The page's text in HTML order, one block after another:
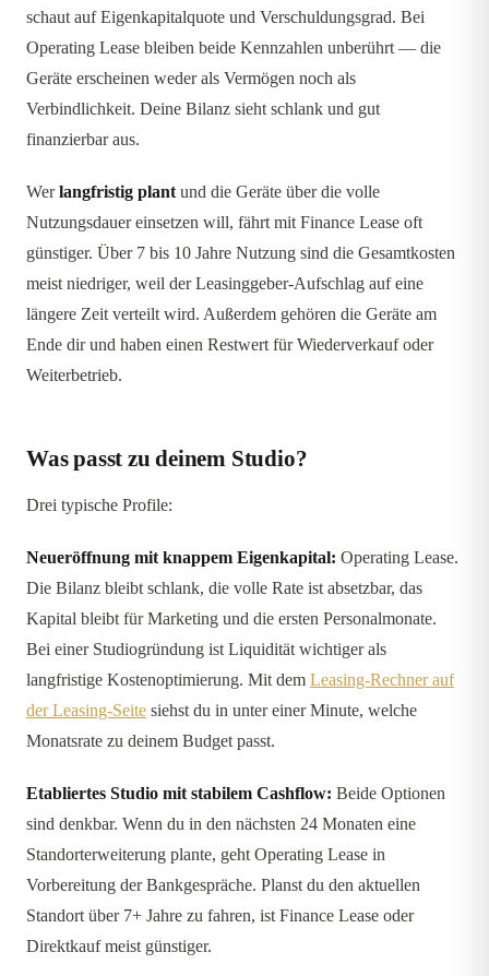
schaut auf Eigenkapitalquote und Verschuldungsgrad. Bei
Operating Lease bleiben beide Kennzahlen unberührt — die
Geräte erscheinen weder als Vermögen noch als
Verbindlichkeit. Deine Bilanz sieht schlank und gut
finanzierbar aus.
Werlangfristig plant und die Geräte über die volle
Nutzungsdauer einsetzen will, fährt mit Finance Lease oft
günstiger. Über 7 bis 10 Jahre Nutzung sind die Gesamtkosten
meist niedriger, weil der Leasinggeber-Aufschlag auf eine
längere Zeit verteilt wird. Außerdem gehören die Geräte am
Ende dir und haben einen Restwert für Wiederverkauf oder
Weiterbetrieb.
Was passt zu deinem Studio?
Drei typische Profile:
Neueröffnung mit knappem Eigenkapital: Operating Lease.
Die Bilanz bleibt schlank, die volle Rate ist absetzbar, das
Kapital bleibt für Marketing und die ersten Personalmonate.
Bei einer Studiogründung ist Liquidität wichtiger als
langfristige Kostenoptimierung. Mit dem Leasing-Rechner auf
der Leasing-Seite siehst du in unter einer Minute, welche
Monatsrate zu deinem Budget passt.
Etabliertes Studio mit stabilem Cashflow: Beide Optionen
sind denkbar. Wenn du in den nächsten 24 Monaten eine
Standorterweiterung plante, geht Operating Lease in
Vorbereitung der Bankgespräche. Planst du den aktuellen
Standort über 7+ Jahre zu fahren, ist Finance Lease oder
Direktkauf meist günstiger.